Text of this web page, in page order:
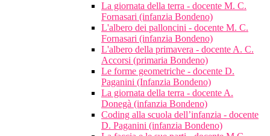
La giornata della terra - docente M. C.
Fornasari (infanzia Bondeno)
L'albero dei palloncini - docente M. C.
Fornasari (infanzia Bondeno)
L'albero della primavera - docente A. C.
Accorsi (primaria Bondeno)
Le forme geometriche - docente D.
Paganini (Infanzia Bondeno)
La giornata della terra - docente A.
Donegà (infanzia Bondeno)
Coding alla scuola dell’infanzia - docente
D. Paganini (infanzia Bondeno)